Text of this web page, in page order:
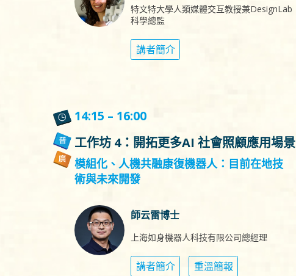
特文特大學人類媒體交互教授兼DesignLab
科學總監
講者簡介
14:15 – 16:00
工作坊 4：開拓更多AI 社會照顧應用場景
模組化、人機共融康復機器人：目前在地技
術與未來開發
師云雷博士
上海如身機器人科技有限公司總經理
講者簡介 重溫簡報